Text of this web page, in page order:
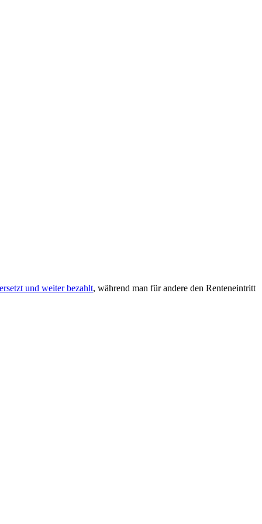
und weiter bezahlt, während man für andere den Renteneintritt